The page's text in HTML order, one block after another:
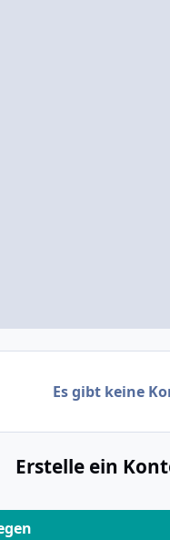
Es gibt keine
Erstelle ein